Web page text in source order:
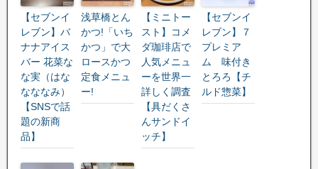
【セブンイ
レブン】バ
ナナアイス
バー 花菜な
な実（はな
なななみ）
【SNSで話
題の新商
品】
浅草橋とん
かつ!「いち
かつ」で大
ロースかつ
定食メニュ
ー!
【ミニトー
スト】コメ
ダ珈琲店で
人気メニュ
ーを世界一
詳しく調査
【具だくさ
んサンドイ
ッチ】
【セブンイ
レブン】７
プレミア
ム 味付き
とろろ【チ
ルド惣菜】